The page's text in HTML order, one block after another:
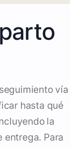
vía
hasta qué
la
entrega. Para